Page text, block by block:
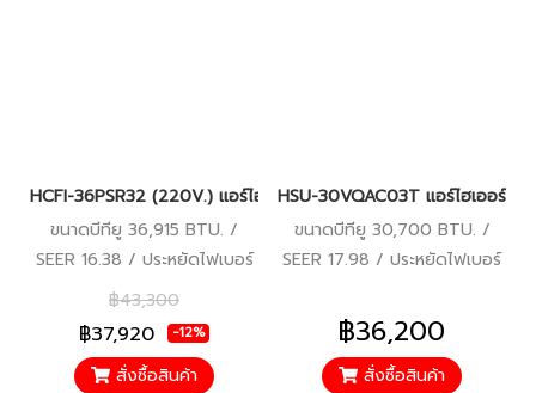
HCFI-36PSR32 (220V.) แอร์ไฮเออร์ Haier Gale Cool Plus เครื่
ขนาดบีทียู 36,915 BTU. /
SEER 16.38 / ประหยัดไฟเบอร์
5 / รับประกันคอมเพรสเซอร์ 10
ปี อะไหล่อื่นๆ 5 ปี
฿43,300
฿37,920 -12%
สั่งซื้อสินค้า
HSU-30VQAC03T แอร์ไฮเออร์
ขนาดบีทียู 30,700 BTU. /
SEER 17.98 / ประหยัดไฟเบอร์
คอมเพรสเซอร์ 10 ปี ตัวเครื่อง
5 ปี / ราคารวมบริการติดตั้ง
แล้ว*
฿36,200
สั่งซื้อสินค้า